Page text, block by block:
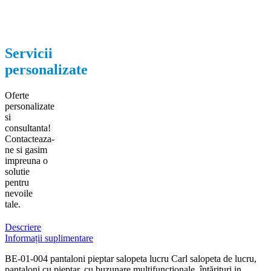
Servicii
personalizate
Oferte
personalizate
si
consultanta!
Contacteaza-
ne si gasim
impreuna o
solutie
pentru
nevoile
tale.
Descriere
Informații suplimentare
BE-01-004 pantaloni pieptar salopeta lucru Carl salopeta de lucru,